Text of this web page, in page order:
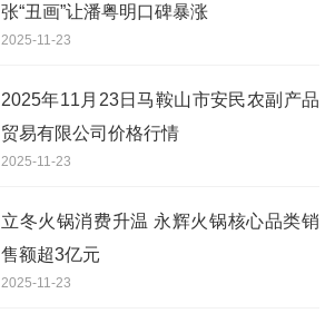
张“丑画”让潘粤明口碑暴涨
2025-11-23
2025年11月23日马鞍山市安民农副产品
贸易有限公司价格行情
2025-11-23
立冬火锅消费升温 永辉火锅核心品类销
售额超3亿元
2025-11-23